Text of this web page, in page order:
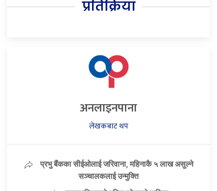
प्रतिक्रिया
अनलाइनपाना
लेखकबाट थप
प्रभु बैंकका सीईओलाई जरिवाना, महिनाकै ५ लाख असुल्ने
सञ्चालकलाई उन्मुक्ति